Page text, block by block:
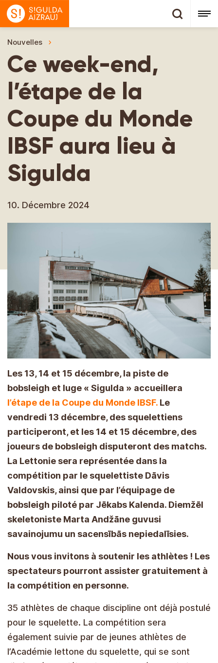
Nouvelles
Ce week-end,
l’étape de la
Coupe du Monde
IBSF aura lieu à
Sigulda
10. Décembre 2024
Les 13, 14 et 15 décembre, la piste de
bobsleigh et luge « Sigulda » accueillera
l’étape de la Coupe du Monde IBSF. Le
vendredi 13 décembre, des squelettiens
participeront, et les 14 et 15 décembre, des
joueurs de bobsleigh disputeront des matchs.
La Lettonie sera représentée dans la
compétition par le squelettiste Dāvis
Valdovskis, ainsi que par l’équipage de
bobsleigh piloté par Jēkabs Kalenda. Diemžēl
skeletoniste Marta Andžāne guvusi
savainojumu un sacensībās nepiedalīsies.
Nous vous invitons à soutenir les athlètes ! Les
spectateurs pourront assister gratuitement à
la compétition en personne.
35 athlètes de chaque discipline ont déjà postulé
pour le squelette. La compétition sera
également suivie par de jeunes athlètes de
l’Académie lettone du squelette, qui se sont